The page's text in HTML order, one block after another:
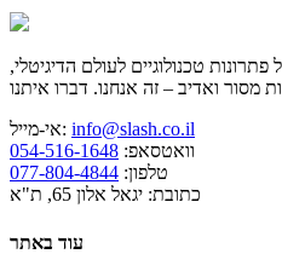
פתרונות טכנולוגיים לעולם הדיגיטלי,
אי-מייל: info@slash.co.il
וואטסאפ: 054-516-1648
טלפון: 077-804-4844
כתובת: יגאל אלון 65, ת"א
עוד באתר